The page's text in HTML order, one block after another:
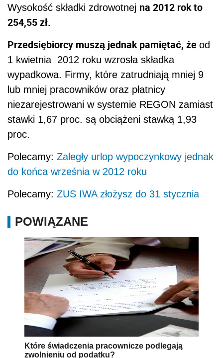
Wysokość składki zdrowotnej na 2012 rok to
254,55 zł.
Przedsiębiorcy muszą jednak pamiętać, że od
1 kwietnia 2012 roku wzrosła składka
wypadkowa. Firmy, które zatrudniają mniej 9
lub mniej pracowników oraz płatnicy
niezarejestrowani w systemie REGON zamiast
stawki 1,67 proc. są obciążeni stawką 1,93
proc.
Polecamy: Zaległy urlop wypoczynkowy jednak
do końca września w 2012 roku
Polecamy: ZUS IWA złożysz do 31 stycznia
POWIĄZANE
Które świadczenia pracownicze podlegają
zwolnieniu od podatku?